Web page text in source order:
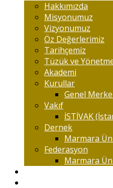
Hakkımızda
Misyonumuz
Vizyonumuz
Öz Değerlerimiz
Tarihçemiz
Tüzük ve
Akademi
Kurullar
Genel
Vakıf
İSTİVAK
Dernek
Marmara
Federasyon
Marmara